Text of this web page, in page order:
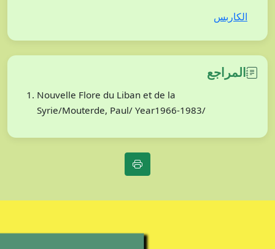
الكاربس
المراجع
Nouvelle Flore du Liban et de la
Syrie/Mouterde, Paul/ Year1966-1983/